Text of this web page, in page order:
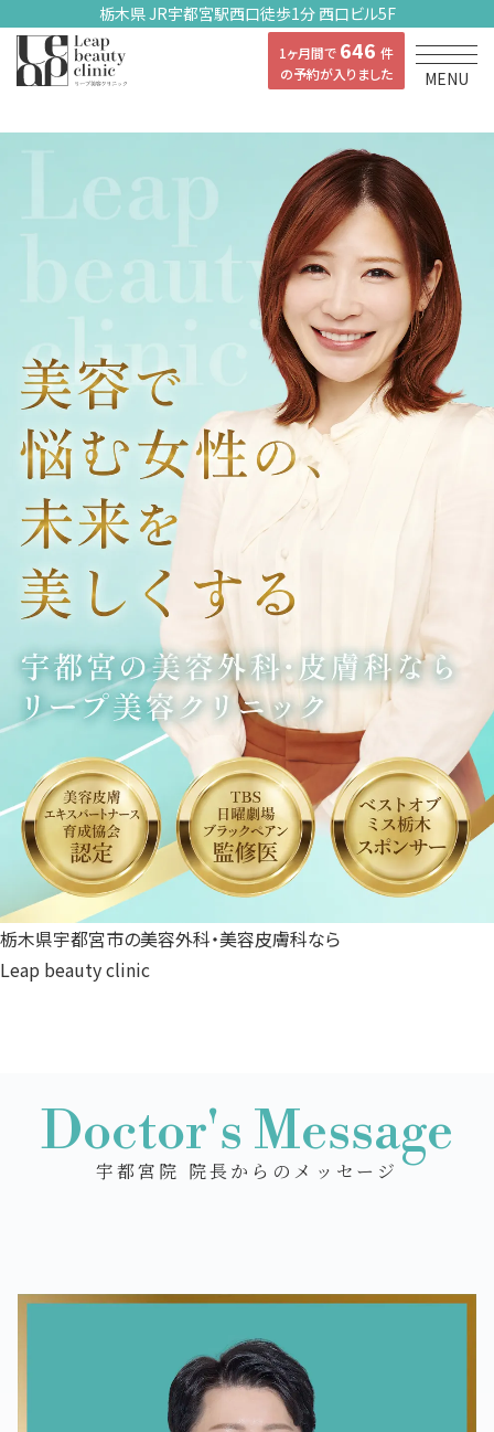
栃木県 JR宇都宮駅西口徒歩1分 西口ビル5F
1ヶ月間で 646 件
の予約が入りました
MENU
栃木県宇都宮市の美容外科・美容皮膚科なら
Leap beauty clinic
Doctor's Message
宇都宮院 院長からのメッセージ